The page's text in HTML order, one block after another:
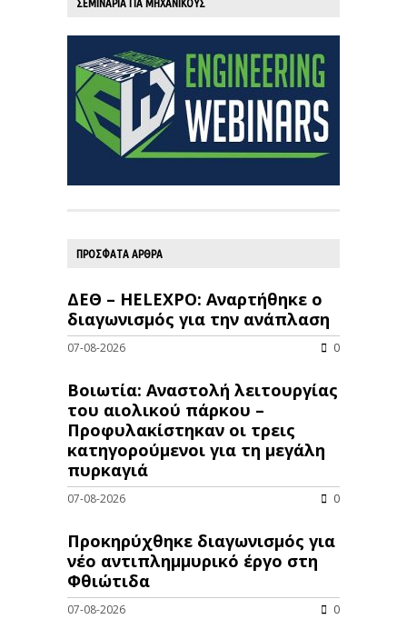
ΣΕΜΙΝΑΡΙΑ ΓΙΑ ΜΗΧΑΝΙΚΟΥΣ
ΠΡΟΣΦΑΤΑ ΑΡΘΡΑ
ΔΕΘ – HELEXPO: Αναρτήθηκε ο
διαγωνισμός για την ανάπλαση
07-08-2026 0
Βοιωτία: Αναστολή λειτουργίας
του αιολικού πάρκου –
Προφυλακίστηκαν οι τρεις
κατηγορούμενοι για τη μεγάλη
πυρκαγιά
07-08-2026 0
Προκηρύχθηκε διαγωνισμός για
νέo αντιπλημμυρικό έργο στη
Φθιώτιδα
07-08-2026 0